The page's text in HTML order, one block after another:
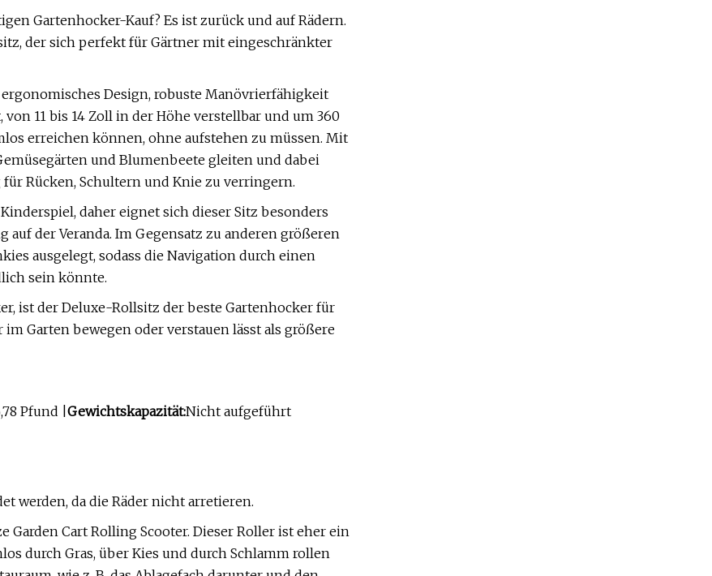
Gartenhocker-Kauf? Es ist zurück und auf Rädern.
der sich perfekt für Gärtner mit eingeschränkter
Design, robuste Manövrierfähigkeit
11 bis 14 Zoll in der Höhe verstellbar und um 360
erreichen können, ohne aufstehen zu müssen. Mit
und Blumenbeete gleiten und dabei
Rücken, Schultern und Knie zu verringern.
daher eignet sich dieser Sitz besonders
der Veranda. Im Gegensatz zu anderen größeren
ausgelegt, sodass die Navigation durch einen
sein könnte.
ist der Deluxe-Rollsitz der beste Gartenhocker für
Garten bewegen oder verstauen lässt als größere
Pfund | Gewichtskapazität:Nicht aufgeführt
werden, da die Räder nicht arretieren.
Cart Rolling Scooter. Dieser Roller ist eher ein
durch Gras, über Kies und durch Schlamm rollen